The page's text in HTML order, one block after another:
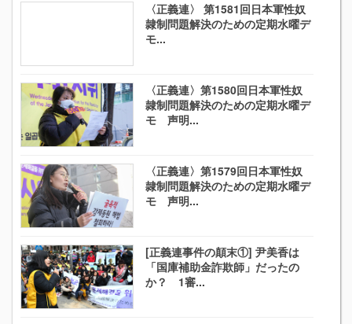
〈正義連〉 第1581回日本軍性奴
隷制問題解決のための定期水曜デ
モ...
〈正義連〉第1580回日本軍性奴
隷制問題解決のための定期水曜デ
モ 声明...
〈正義連〉第1579回日本軍性奴
隷制問題解決のための定期水曜デ
モ 声明...
[正義連事件の顛末①] 尹美香は
「国庫補助金詐欺師」だったの
か？ 1審...